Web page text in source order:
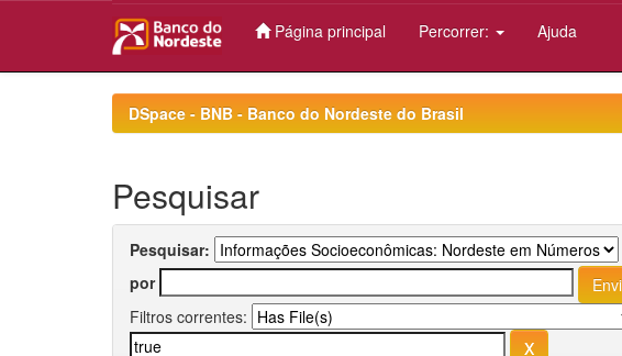
Página principal Percorrer: Ajuda
DSpace - BNB - Banco do Nordeste do Brasil
Pesquisar
Pesquisar:
por
Filtros correntes: